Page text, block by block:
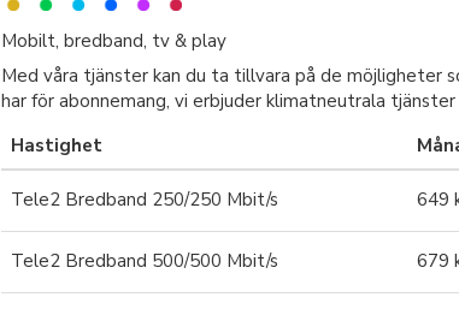
Mobilt, bredband, tv & play
Med våra tjänster kan du ta tillvara på de möjligheter
har för abonnemang, vi erbjuder klimatneutrala
Hastighet
Tele2 Bredband 250/250 Mbit/s 649
Tele2 Bredband 500/500 Mbit/s 679